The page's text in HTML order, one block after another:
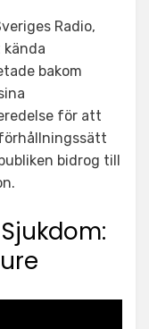
Radio,
kända
bakom
för att
bidrog till